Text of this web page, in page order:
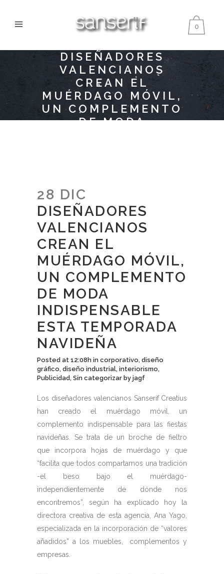
0
DISEÑADORES
VALENCIANOS
CREAN EL
MUÉRDAGO MÓVIL,
UN COMPLEMENTO
DE MODA
28 DIC
DISEÑADORES
VALENCIANOS
CREAN EL
MUÉRDAGO MÓVIL,
UN COMPLEMENTO
DE MODA
INDISPENSABLE
ESTA TEMPORADA
NAVIDEÑA
Posted at 12:08h in corporativo, diseño
gráfico, diseño industrial, interiorismo,
Publicidad, Sin categorizar by jagf
Los diseñadores valencianos Sanserif Creatius
han creado el muérdago móvil, un
complemento indispensable para las fiestas
navideñas. Se trata de un broche de fieltro
que incorpora hojas de muérdago y que
“facilita que todos compartamos una tradición
-el beso bajo el muérdago-
independientemente de dónde nos
encontremos”, según ha explicado hoy la
directora creativa de esta agencia, Ana Yago,
especializada en la incorporación de “valores
añadidos” a los muebles, complementos y
empresas.